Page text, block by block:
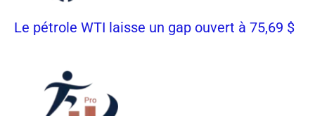
Le pétrole WTI laisse un gap ouvert à 75,69 $